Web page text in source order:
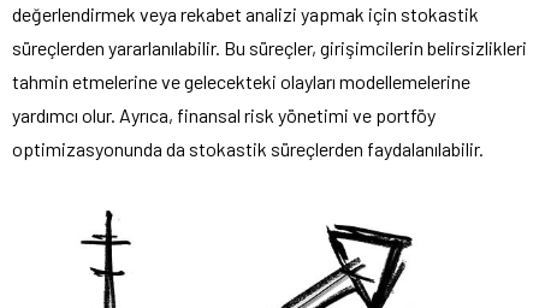
değerlendirmek veya rekabet analizi yapmak için stokastik
süreçlerden yararlanılabilir. Bu süreçler, girişimcilerin belirsizlikleri
tahmin etmelerine ve gelecekteki olayları modellemelerine
yardımcı olur. Ayrıca, finansal risk yönetimi ve portföy
optimizasyonunda da stokastik süreçlerden faydalanılabilir.